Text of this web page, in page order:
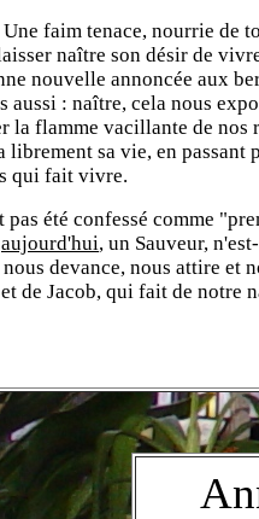
faim tenace, nourrie de
naître son désir de
nouvelle annoncée aux
: naître, cela nous
flamme vacillante de nos
sa vie, en passant
qui fait vivre.
été confessé comme
aujourd'hui, un Sauveur,
devance, nous attire et
Jacob, qui fait de notre